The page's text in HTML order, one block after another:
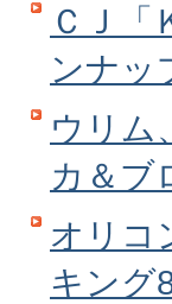
ＣＪ「
ンナッ
ウリム
カ＆ブ
オリコ
キング